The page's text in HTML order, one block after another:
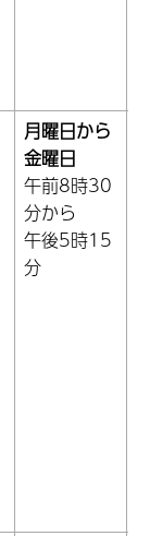
月曜日から
金曜日
午前8時30
分から
午後5時15
分